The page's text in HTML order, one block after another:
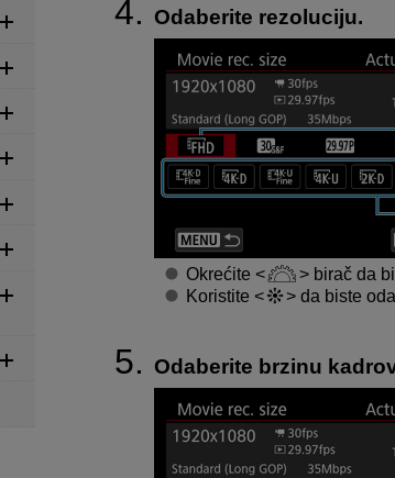
Odaberite rezoluciju.
Okrećite
birač da
Koristite
da biste
Odaberite brzinu